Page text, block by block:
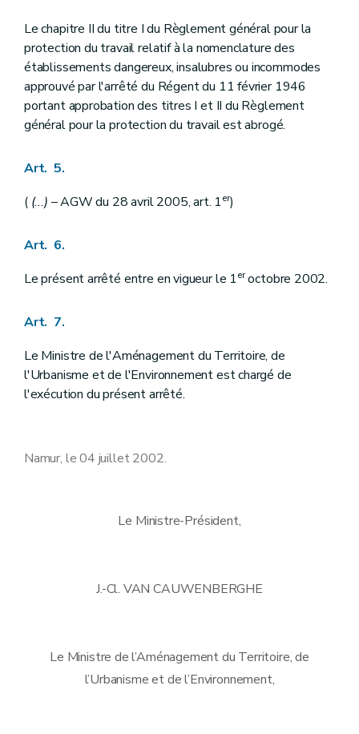
Le chapitre II du titre I du Règlement général pour la
protection du travail relatif à la nomenclature des
établissements dangereux, insalubres ou incommodes
approuvé par l'arrêté du Régent du 11 février 1946
portant approbation des titres I et II du Règlement
général pour la protection du travail est abrogé.
Art. 5.
( (...) – AGW du 28 avril 2005, art. 1er)
Art. 6.
Le présent arrêté entre en vigueur le 1eroctobre 2002.
Art. 7.
Le Ministre de l'Aménagement du Territoire, de
l'Urbanisme et de l'Environnement est chargé de
l'exécution du présent arrêté.
Namur, le 04 juillet 2002.
Le Ministre-Président,
J.-Cl. VAN CAUWENBERGHE
Le Ministre de l’Aménagement du Territoire, de
l’Urbanisme et de l’Environnement,